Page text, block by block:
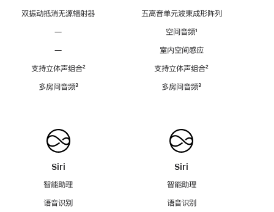
双振动抵消无源辐射器
—
—
支持立体声组合脚
²
多房间音频脚
³
Siri
智能助理
语音识别
五高音单元波束成形阵列
空间音频脚
¹
室内空间感应
支持立体声组合脚
²
多房间音频脚
³
Siri
智能助理
语音识别